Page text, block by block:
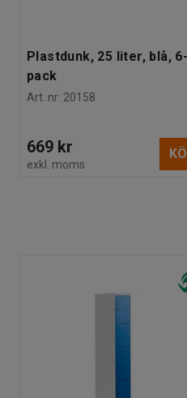
Plastdunk, 25 liter, blå, 6-
pack
Art. nr: 20158
669 kr
exkl. moms